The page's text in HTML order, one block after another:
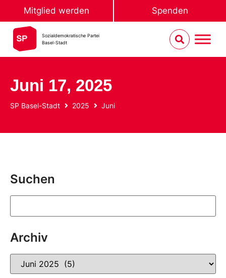
Mitglied werden Spenden
Sozialdemokratische Partei
Basel-Stadt
Juni 17, 2025
SP Basel-Stadt 2025 Juni
Suchen
Archiv